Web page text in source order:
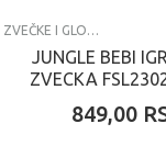
ZVEČKE I GLODALICE
JUNGLE BEBI
ZVECKA
849,00